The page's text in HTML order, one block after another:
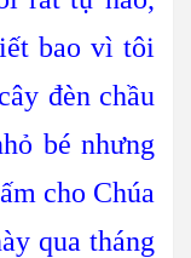
bao vì tôi
đèn chầu
bé nhưng
cho Chúa
qua tháng